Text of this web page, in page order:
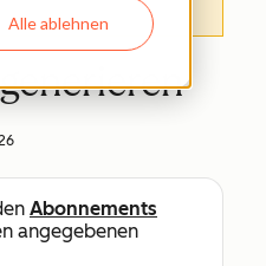
Alle ablehnen
Abonnements
angegebenen